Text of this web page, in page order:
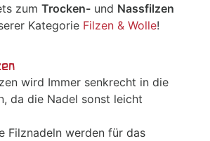
zum Trocken- und Nassfilzen
Kategorie Filzen & Wolle!
wird Immer senkrecht in die
da die Nadel sonst leicht
Filznadeln werden für das